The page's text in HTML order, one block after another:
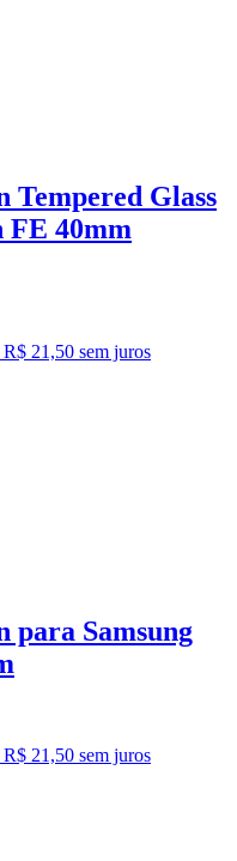
Tempered Glass
FE 40mm
R$ 21,50 sem juros
para Samsung
R$ 21,50 sem juros